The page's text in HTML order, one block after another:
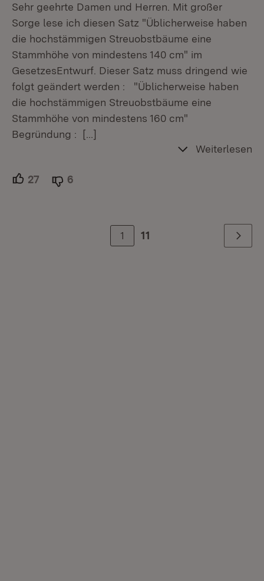
Sehr geehrte Damen und Herren. Mit großer
Sorge lese ich diesen Satz "Üblicherweise haben
die hochstämmigen Streuobstbäume eine
Stammhöhe von mindestens 140 cm" im
GesetzesEntwurf. Dieser Satz muss dringend wie
folgt geändert werden : "Üblicherweise haben
die hochstämmigen Streuobstbäume eine
Stammhöhe von mindestens 160 cm"
Begründung :
[…]
Weiterlesen
27 Unterstützer.
6
1 11 Weiter